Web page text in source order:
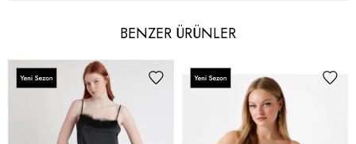
BENZER ÜRÜNLER